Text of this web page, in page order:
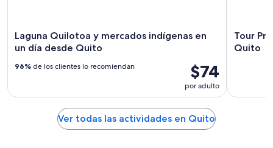
Laguna Quilotoa y mercados indígenas en
un día desde Quito
$74
por adulto
96% de los clientes lo recomiendan
Tour
Quito
Ver todas las actividades en Quito